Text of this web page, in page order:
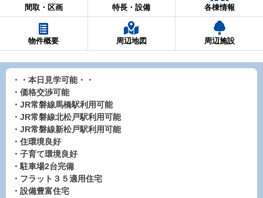
間取・区画 特長・設備 各棟情報
物件概要 周辺地図 周辺施設
・・本日見学可能・・
・価格交渉可能
・JR常磐線馬橋駅利用可能
・JR常磐線北松戸駅利用可能
・JR常磐線新松戸駅利用可能
・住環境良好
・子育て環境良好
・駐車場2台完備
・フラット３５適用住宅
・設備豊富住宅